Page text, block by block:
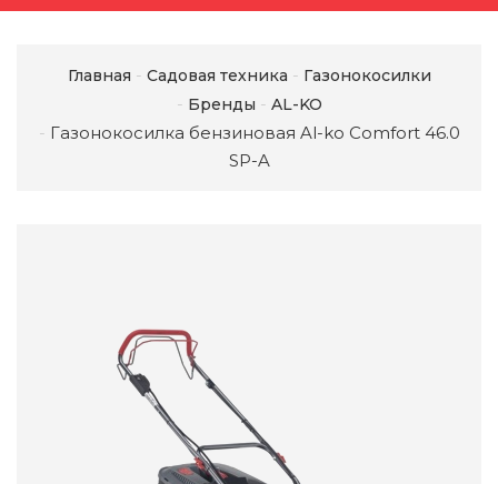
Главная Садовая техника
Газонокосилки
Бренды
AL-KO
Газонокосилка бензиновая Al-ko Comfort 46.0
SP-A